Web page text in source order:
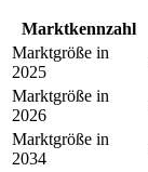
Marktkennzahl
Marktgröße in
2025
Marktgröße in
2026
Marktgröße in
2034